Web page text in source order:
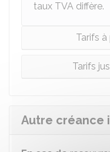
taux TVA diffère.
Tarifs
Tarifs
Autre créance